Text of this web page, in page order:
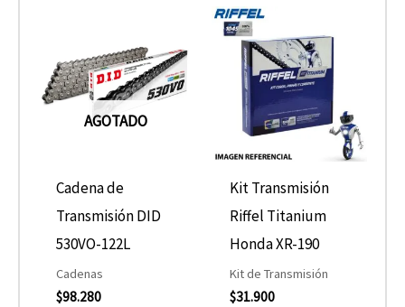
AGOTADO
Cadena de
Transmisión DID
530VO-122L
Cadenas
$98.280
Kit Transmisión
Riffel Titanium
Honda XR-190
Kit de Transmisión
$31.900